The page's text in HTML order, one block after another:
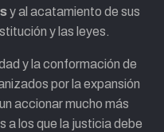
y al acatamiento de sus
y las leyes.
y la conformación de
por la expansión
accionar mucho más
a los que la justicia debe